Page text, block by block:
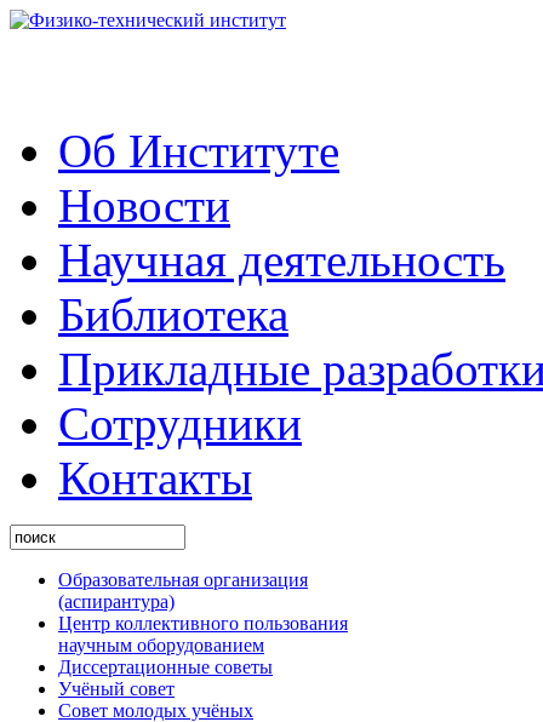
Об Институте
Новости
Научная деятельность
Библиотека
Прикладные
Сотрудники
Контакты
Образовательная организация
(аспирантура)
Центр коллективного пользования
научным оборудованием
Диссертационные советы
Учёный совет
Совет молодых учёных